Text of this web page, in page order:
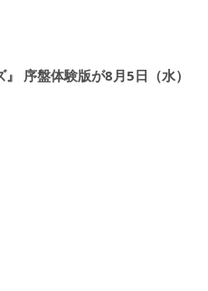
序盤体験版が8月5日（水）